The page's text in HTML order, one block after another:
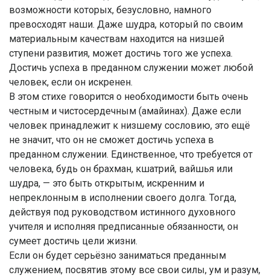
возможности которых, безусловно, намного
превосходят наши. Даже шудра, который по своим
материальным качествам находится на низшей
ступени развития, может достичь того же успеха.
Достичь успеха в преданном служении может любой
человек, если он искренен.
В этом стихе говорится о необходимости быть очень
честным и чистосердечным (амайинах). Даже если
человек принадлежит к низшему сословию, это ещё
не значит, что он не сможет достичь успеха в
преданном служении. Единственное, что требуется от
человека, будь он брахман, кшатрий, вайшья или
шудра, — это быть открытым, искренним и
непреклонным в исполнении своего долга. Тогда,
действуя под руководством истинного духовного
учителя и исполняя предписанные обязанности, он
сумеет достичь цели жизни.
Если он будет серьёзно заниматься преданным
служением, посвятив этому все свои силы, ум и разум,